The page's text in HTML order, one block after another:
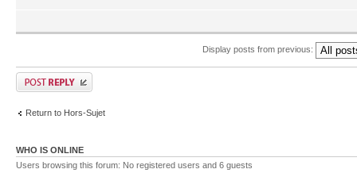
Display posts from previous:
Return to Hors-Sujet
WHO IS ONLINE
Users browsing this forum: No registered users and 6 guests